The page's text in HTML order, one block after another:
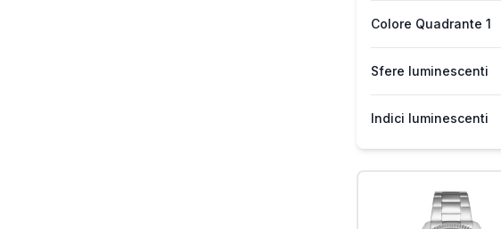
Colore Quadrante 1
Sfere luminescenti
Indici luminescenti